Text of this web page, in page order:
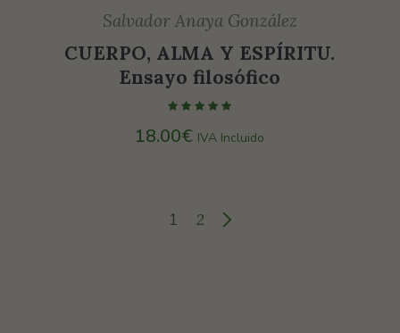
Salvador Anaya González
CUERPO, ALMA Y ESPÍRITU.
Ensayo filosófico
18.00€ IVA Incluido
1 2